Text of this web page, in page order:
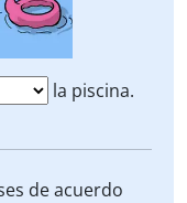
la piscina.
de acuerdo